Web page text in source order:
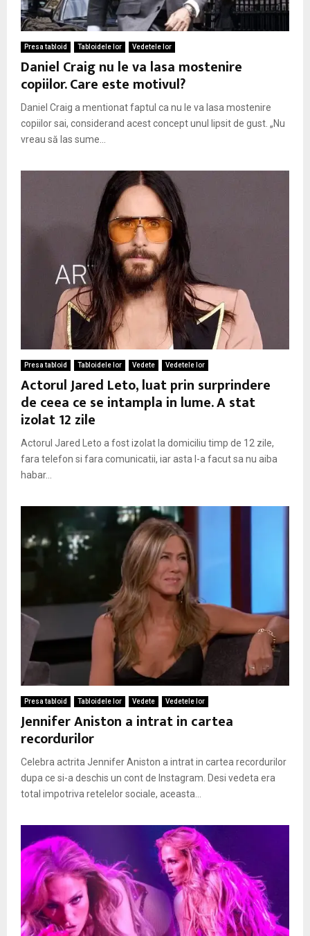
E
N
U
Presa tabloid Tabloidele lor Vedetele lor
Daniel Craig nu le va lasa mostenire
copiilor. Care este motivul?
Daniel Craig a mentionat faptul ca nu le va lasa mostenire
copiilor sai, considerand acest concept unul lipsit de gust. „Nu
vreau să las sume...
Presa tabloid Tabloidele lor Vedete Vedetele lor
Actorul Jared Leto, luat prin surprindere
de ceea ce se intampla in lume. A stat
izolat 12 zile
Actorul Jared Leto a fost izolat la domiciliu timp de 12 zile,
fara telefon si fara comunicatii, iar asta l-a facut sa nu aiba
habar...
Presa tabloid Tabloidele lor Vedete Vedetele lor
Jennifer Aniston a intrat in cartea
recordurilor
Celebra actrita Jennifer Aniston a intrat in cartea recordurilor
dupa ce si-a deschis un cont de Instagram. Desi vedeta era
total impotriva retelelor sociale, aceasta...